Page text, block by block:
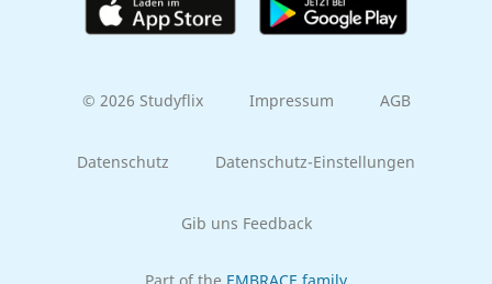
© 2026 Studyflix Impressum AGB
Datenschutz Datenschutz-Einstellungen
Gib uns Feedback